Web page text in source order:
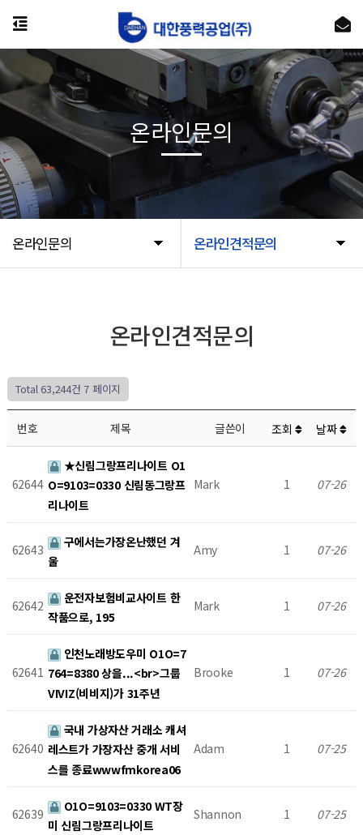
온라인문의 온라인견적문의
온라인문의
온라인견적문의
Total 63,244건 7 페이지
번호 제목 글쓴이 조회 날짜
62644
★신림그랑프리나이트 O1
O=9103=0330 신림동그랑프
리나이트
Mark 1 07-26
62643
구에서는가장온난했던 겨
울
Amy 1 07-26
62642
운전자보험비교사이트 한
작품으로, 195
Mark 1 07-26
62641
인천노래방도우미 O1O=7
764=8380 상을...<br>그룹
VIVIZ(비비지)가 31주년
Brooke 1 07-26
62640
국내 가상자산 거래소 캐셔
레스트가 가장자산 중개 서비
스를 종료wwwfmkorea06
Adam 1 07-25
62639
O1O=9103=0330 WT장
미 신림그랑프리나이트
Shannon 1 07-25